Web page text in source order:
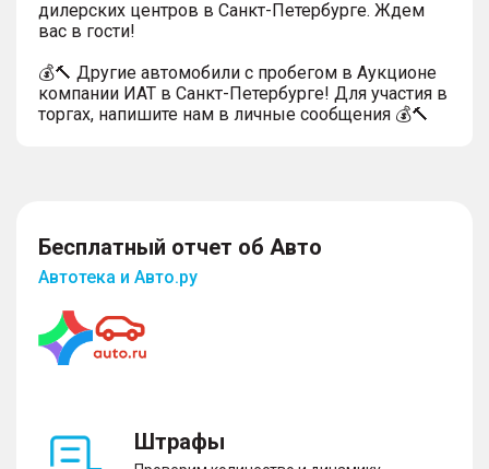
дилерских центров в Санкт-Петербурге. Ждем
вас в гости!
💰🔨 Другие автомобили с пробегом в Аукционе
компании ИАТ в Санкт-Петербурге! Для участия в
торгах, напишите нам в личные сообщения 💰🔨
Бесплатный отчет об Авто
Автотека и Авто.ру
Штрафы